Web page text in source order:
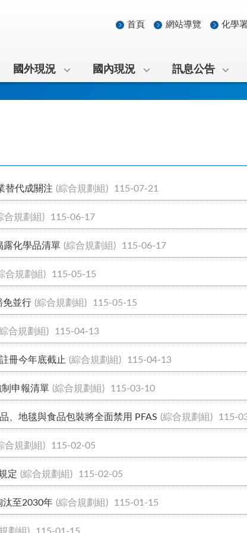
首頁 網站導覽 化學
國外現況 國內現況 訊息公告
替代成關注 (綜合規劃組) 115-07-21
合規劃組) 115-06-17
露化學品清單 (綜合規劃組) 115-06-17
合規劃組) 115-05-15
免並行 (綜合規劃組) 115-05-15
合規劃組) 115-04-13
冊今年底截止 (綜合規劃組) 115-04-13
制申報清單 (綜合規劃組) 115-03-10
、地毯與食品包裝將全面禁用 PFAS (綜合規劃組) 115-
合規劃組) 115-02-05
定 (綜合規劃組) 115-02-05
汰至2030年 (綜合規劃組) 115-01-15